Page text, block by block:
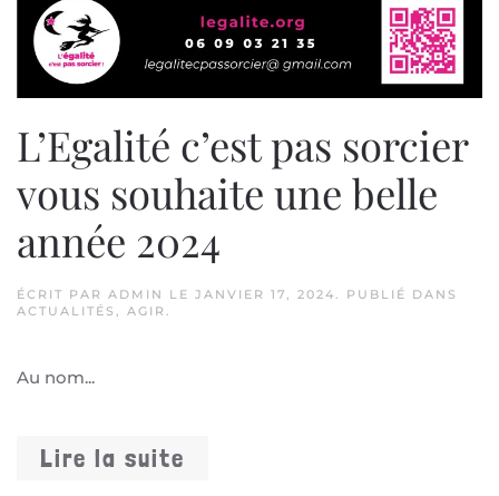
L’Egalité c’est pas sorcier
vous souhaite une belle
année 2024
ÉCRIT PAR ADMIN LE JANVIER 17, 2024. PUBLIÉ DANS
ACTUALITÉS , AGIR .
Au nom...
Lire la suite